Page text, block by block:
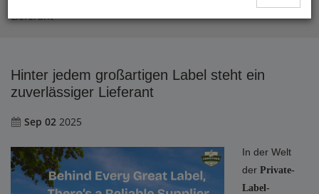
Lieferant
Hinter jedem großartigen Label steht ein
zuverlässiger Lieferant
Sep 02 2025
In der Welt
der Private-
Label-